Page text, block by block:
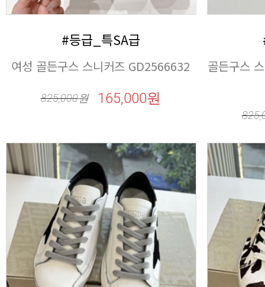
#등급_특SA급
여성 골든구스 스니커즈 GD2566632
825,000원 165,000원